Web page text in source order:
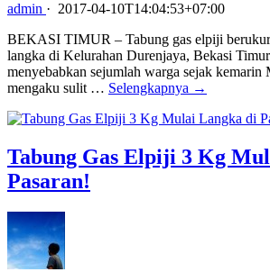
admin · 2017-04-10T14:04:53+07:00
BEKASI TIMUR – Tabung gas elpiji
langka di Kelurahan Durenjaya, Bekasi
menyebabkan sejumlah warga sejak kemarin
mengaku sulit … Selengkapnya →
Tabung Gas Elpiji 3 Kg
Pasaran!